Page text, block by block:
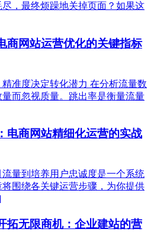
，最终烦躁地关掉页面？如果这
商网站运营优化的关键指标
准度决定转化潜力 在分析流量数
而忽视质量。跳出率是衡量流量
电商网站精细化运营的实战
量到培养用户忠诚度是一个系统
围绕各关键运营步骤，为你提供
拓无限商机：企业建站的营